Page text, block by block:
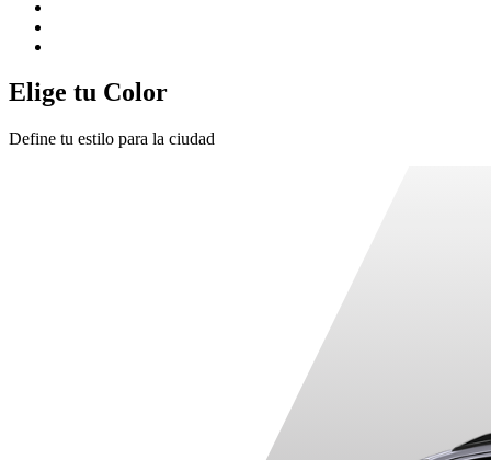
Elige tu Color
Define tu estilo para la ciudad